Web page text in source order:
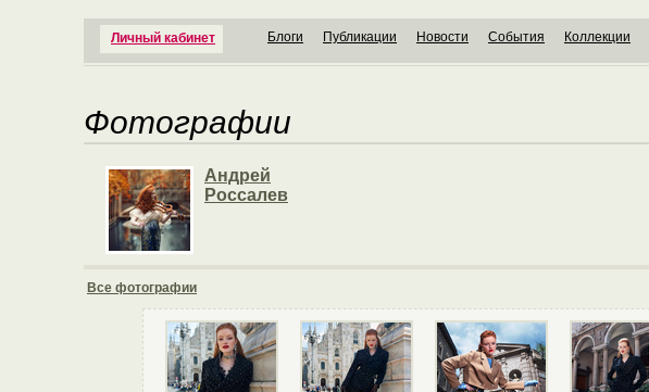
Личный кабинет Блоги Публикации Новости События Коллекции
Фотографии
Андрей
Россалев
Все фотографии